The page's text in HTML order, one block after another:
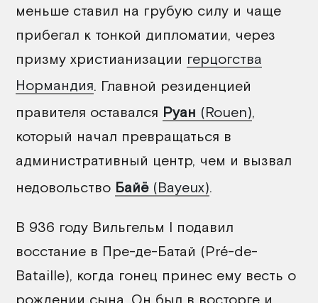
меньше ставил на грубую силу и чаще
прибегал к тонкой дипломатии, через
призму христианизации герцогства
Нормандия . Главной резиденцией
правителя оставался Руан (Rouen),
который начал превращаться в
административный центр, чем и вызвал
недовольство Байё(Bayeux).
В 936 году Вильгельм I подавил
восстание в Пре-де-Батай (Pré-de-
Bataille), когда гонец принес ему весть о
рождении сына. Он был в восторге и